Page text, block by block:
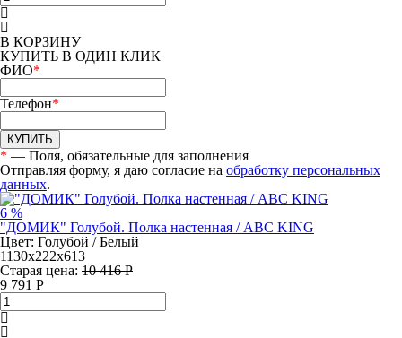
В КОРЗИНУ
КУПИТЬ В ОДИН КЛИК
ФИО*
Телефон*
КУПИТЬ
* — Поля, обязательные для заполнения
Отправляя форму, я даю согласие на обработку персональных
данных.
6 %
"ДОМИК" Голубой. Полка настенная / ABC KING
Цвет: Голубой / Белый
1130х222х613
Старая цена: 10 416 Р
9 791 Р